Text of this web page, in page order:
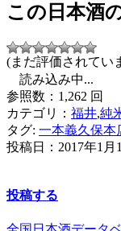
この日本酒
(まだ評価されてい
読み込み中...
参照数：1,262 回
カテゴリ： 福井,純
タグ: 一本義久保本
投稿日： 2017年1月
投稿する